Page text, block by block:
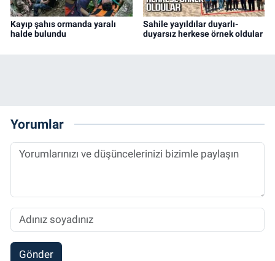
Kayıp şahıs ormanda yaralı
halde bulundu
Sahile yayıldılar duyarlı-
duyarsız herkese örnek oldular
Yorumlar
Gönder